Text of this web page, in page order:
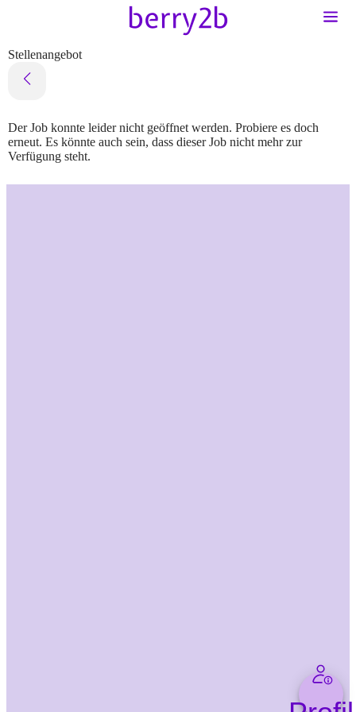
Stellenangebot
Der Job konnte leider nicht geöffnet werden. Probiere es doch
erneut. Es könnte auch sein, dass dieser Job nicht mehr zur
Verfügung steht.